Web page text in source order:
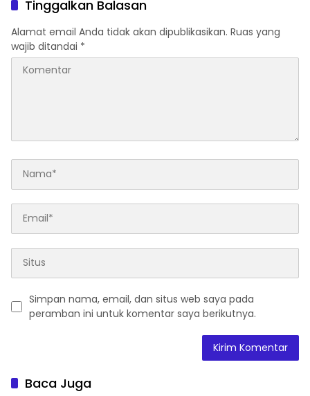
Tinggalkan Balasan
Alamat email Anda tidak akan dipublikasikan. Ruas yang
wajib ditandai *
Simpan nama, email, dan situs web saya pada
peramban ini untuk komentar saya berikutnya.
Baca Juga